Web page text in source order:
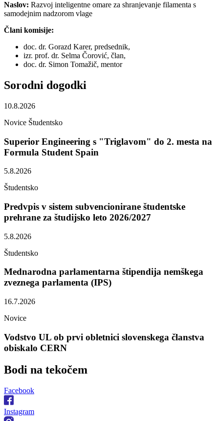
Naslov: Razvoj inteligentne omare za shranjevanje filamenta s
samodejnim nadzorom vlage
Člani komisije:
doc. dr. Gorazd Karer, predsednik,
izr. prof. dr. Selma Čorović, član,
doc. dr. Simon Tomažič, mentor
Sorodni dogodki
10.8.2026
Novice Študentsko
Superior Engineering s "Triglavom" do 2. mesta na
Formula Student Spain
5.8.2026
Študentsko
Predvpis v sistem subvencionirane študentske
prehrane za študijsko leto 2026/2027
5.8.2026
Študentsko
Mednarodna parlamentarna štipendija nemškega
zveznega parlamenta (IPS)
16.7.2026
Novice
Vodstvo UL ob prvi obletnici slovenskega članstva
obiskalo CERN
Bodi na tekočem
Facebook
Instagram